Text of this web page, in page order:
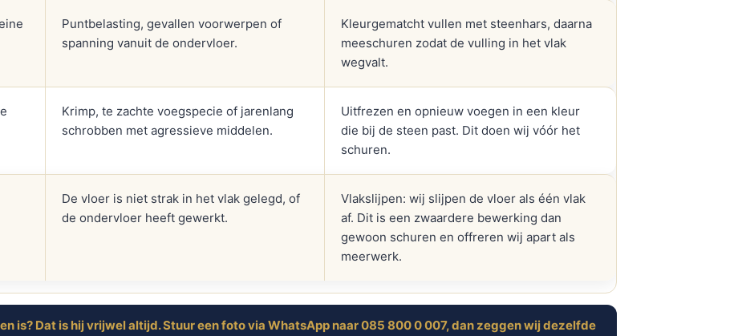
Puntbelasting, gevallen voorwerpen of
spanning vanuit de ondervloer.
Kleurgematcht vullen met steenhars, daarna
meeschuren zodat de vulling in het vlak
wegvalt.
Krimp, te zachte voegspecie of jarenlang
schrobben met agressieve middelen.
Uitfrezen en opnieuw voegen in een kleur
die bij de steen past. Dit doen wij vóór het
schuren.
De vloer is niet strak in het vlak gelegd, of
de ondervloer heeft gewerkt.
Vlakslijpen: wij slijpen de vloer als één vlak
af. Dit is een zwaardere bewerking dan
gewoon schuren en offreren wij apart als
meerwerk.
is? Dat is hij vrijwel altijd. Stuur een foto via WhatsApp naar 085 800 0 007, dan zeggen wij dezelfde